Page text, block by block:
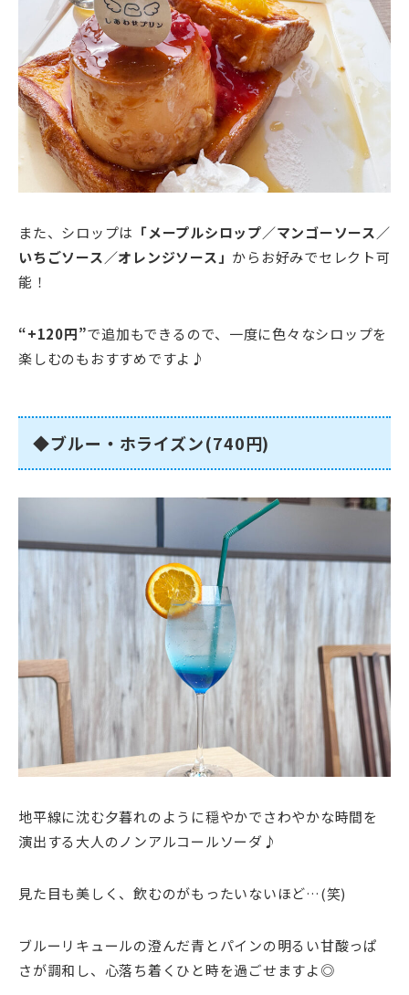
また、シロップは 「メープルシロップ／マンゴーソース／
いちごソース／オレンジソース」 からお好みでセレクト可
能！
“+120円”で追加もできるので、一度に色々なシロップを
楽しむのもおすすめですよ♪
◆ブルー・ホライズン(740円)
地平線に沈む夕暮れのように穏やかでさわやかな時間を
演出する大人のノンアルコールソーダ♪
見た目も美しく、飲むのがもったいないほど…(笑)
ブルーリキュールの澄んだ青とパインの明るい甘酸っぱ
さが調和し、心落ち着くひと時を過ごせますよ◎